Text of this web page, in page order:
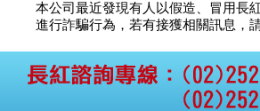
MPB-1523MRI顯影劑-
肝細胞癌接獲美國FD
會決議日起兩日內應申
本公司最近發現有人以假造、冒用長
進行詐騙行為，若有接獲相關訊息，